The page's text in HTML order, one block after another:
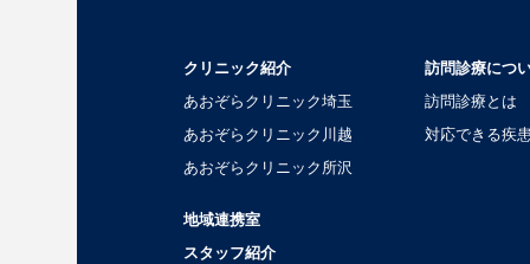
クリニック紹介
あおぞらクリニック埼玉
あおぞらクリニック川越
あおぞらクリニック所沢
地域連携室
スタッフ紹介
訪問診療につ
訪問診療とは
対応できる疾